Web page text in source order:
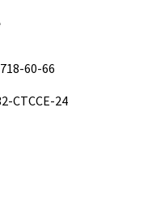
60-66
CTCCE-24